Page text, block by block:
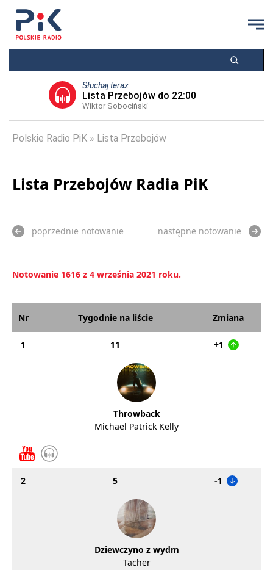
Słuchaj teraz
Lista Przebojów do 22:00
Wiktor Sobociński
Polskie Radio PiK Lista Przebojów
Lista Przebojów Radia PiK
poprzednie notowanie następne notowanie
Notowanie 1616 z 4 września 2021 roku.
Nr Tygodnie na liście Zmiana
1 11 +1
Throwback
Michael Patrick Kelly
2 5 -1
Dziewczyno z wydm
Tacher